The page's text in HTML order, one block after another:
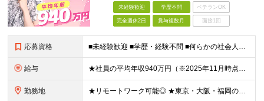
未経験歓迎 学歴不問 ベテランOK
完全週休2日 賞与複数月 面接1回
応募資格 ■未経験歓迎 ■学歴・経験不問 ■何らかの社会人経験がある方 ＜こんな方に向いています！＞ ・頑張った分評価されたい方 ・将来役立つ知識を身につけたい方 ・新しいことを学ぶのが好きな方 ・趣味
給与 ★社員の平均年収940万円（※2025年11月時点） ★転職者は全員収入アップを実現 ★入社半年で昇給した実績あり！ 【営業未経験】 月給35万8,000円～（固定残業代含む）＋インセンティブ ＋賞
勤務地 ★リモートワーク可能◎ ★東京・大阪・福岡の3拠点で募集中／ご希望の勤務地で配属します ★転勤なし ＜東京支店＞ 東京都港区三田1丁目4番28号 三田国際ビル2階 ＜大阪本社＞ 大阪府大阪市北区梅